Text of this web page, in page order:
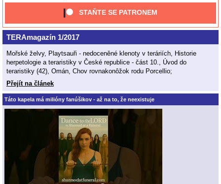
STAŇTE SE PATRONEM
TERAmagazín 1/2017
Mořské želvy, Playtsauři - nedoceněné klenoty v teráriích, Historie
herpetologie a teraristiky v České republice - část 10., Úvod do
teraristiky (42), Omán, Chov rovnakonôžok rodu Porcellio;
Přejít na článek
Táto kapela má milióny fanúšikov - až na to, že neexistuje